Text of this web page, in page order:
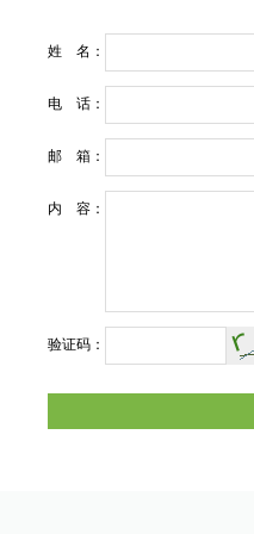
姓 名：
电 话：
邮 箱：
内 容：
验证码：